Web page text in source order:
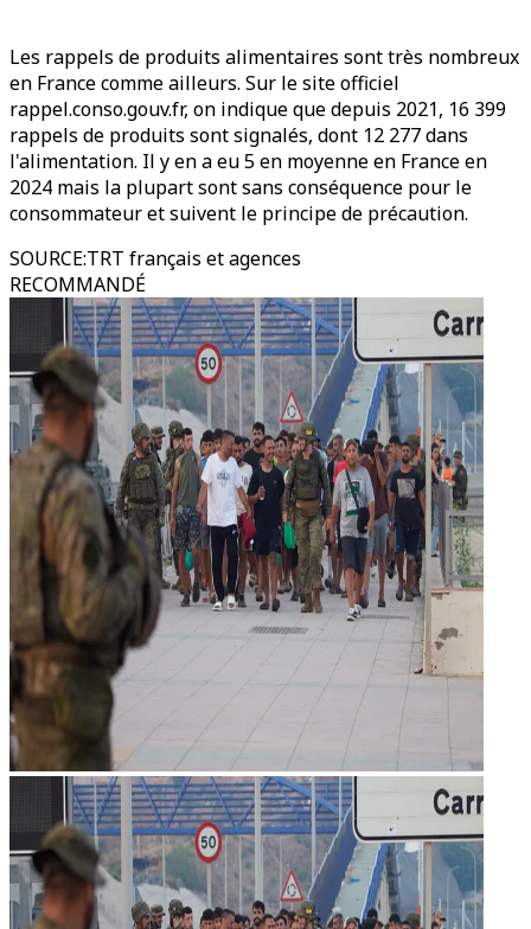
Les rappels de produits alimentaires sont très nombreux
en France comme ailleurs. Sur le site officiel
rappel.conso.gouv.fr, on indique que depuis 2021, 16 399
rappels de produits sont signalés, dont 12 277 dans
l'alimentation. Il y en a eu 5 en moyenne en France en
2024 mais la plupart sont sans conséquence pour le
consommateur et suivent le principe de précaution.
SOURCE:TRT français et agences
RECOMMANDÉ